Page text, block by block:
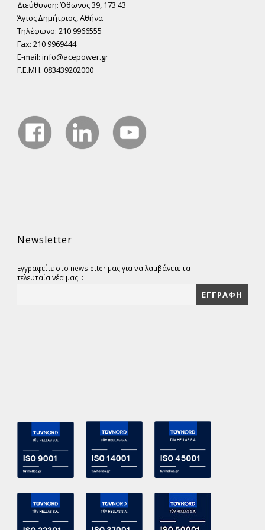
Διεύθυνση: Όθωνος 39, 173 43
Άγιος ∆ηµήτριος, Αθήνα
Τηλέφωνο: 210 9966555
Fax: 210 9969444
E-mail: info@acepower.gr
Γ.Ε.ΜΗ. 083439202000
Newsletter
Εγγραφείτε στο newsletter μας για να λαμβάνετε τα
τελευταία νέα μας. :